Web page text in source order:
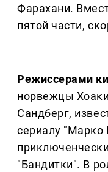
Фарахани.
пятой части,
Режиссерами
норвежцы
Сандберг,
сериалу "Марко
"Бандитки". В